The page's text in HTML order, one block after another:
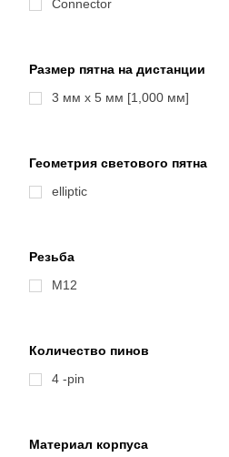
Connector
Размер пятна на дистанции
3 мм x 5 мм [1,000 мм]
Геометрия светового пятна
elliptic
Резьба
M12
Количество пинов
4 -pin
Материал корпуса